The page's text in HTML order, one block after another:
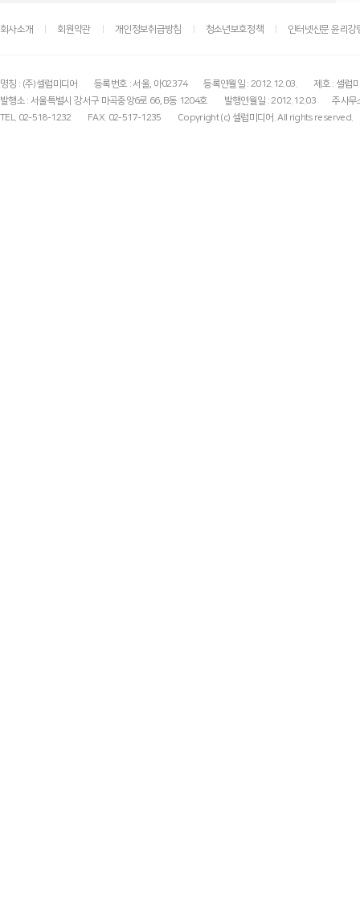
회사소개 회원약관 개인정보취급방침 청소년보호정책 인터넷신문 윤리강
명칭 : (주)셀럽미디어 등록번호 : 서울, 아02374 등록연월일 : 2012.12.03.
제호 : 셀럽
발행소 : 서울특별시 강서구 마곡중앙6로 66, B동 1204호
발행연월일 : 2012.12.03
주사무
TEL. 02-518-1232
FAX. 02-517-1235 Copyright (c) 셀럽미디어. All rights reserved.